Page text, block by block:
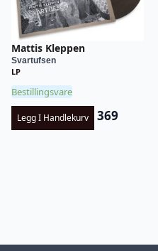
Mattis Kleppen
Svartufsen
LP
Bestillingsvare
Legg I Handlekurv 369